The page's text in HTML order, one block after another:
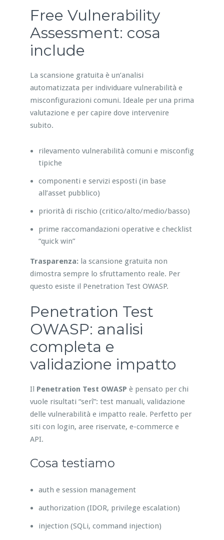
Free Vulnerability
Assessment: cosa
include
La scansione gratuita è un’analisi
automatizzata per individuare vulnerabilità e
misconfigurazioni comuni. Ideale per una prima
valutazione e per capire dove intervenire
subito.
rilevamento vulnerabilità comuni e misconfig
tipiche
componenti e servizi esposti (in base
all’asset pubblico)
priorità di rischio (critico/alto/medio/basso)
prime raccomandazioni operative e checklist
“quick win”
Trasparenza: la scansione gratuita non
dimostra sempre lo sfruttamento reale. Per
questo esiste il Penetration Test OWASP.
Penetration Test
OWASP: analisi
completa e
validazione impatto
Il Penetration Test OWASP è pensato per chi
vuole risultati “serî”: test manuali, validazione
delle vulnerabilità e impatto reale. Perfetto per
siti con login, aree riservate, e-commerce e
API.
Cosa testiamo
auth e session management
authorization (IDOR, privilege escalation)
injection (SQLi, command injection)